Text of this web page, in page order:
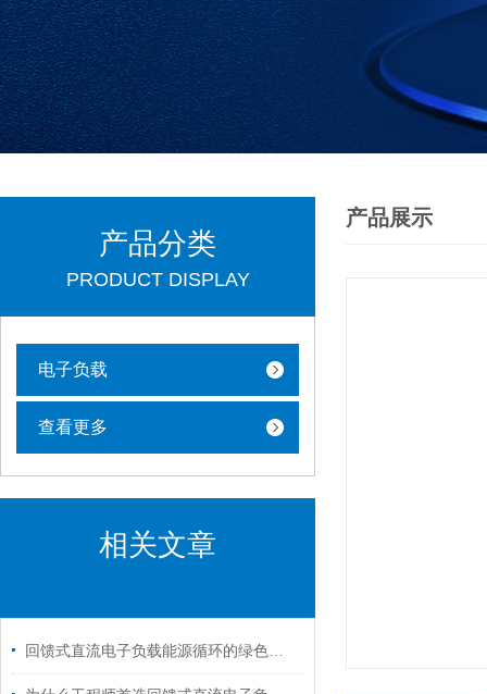
产品分类
PRODUCT DISPLAY
电子负载
查看更多
相关文章
回馈式直流电子负载能源循环的绿色引擎
产品展示